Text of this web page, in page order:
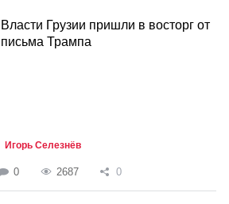
Власти Грузии пришли в восторг от
письма Трампа
Игорь Селезнёв
0 2687 0